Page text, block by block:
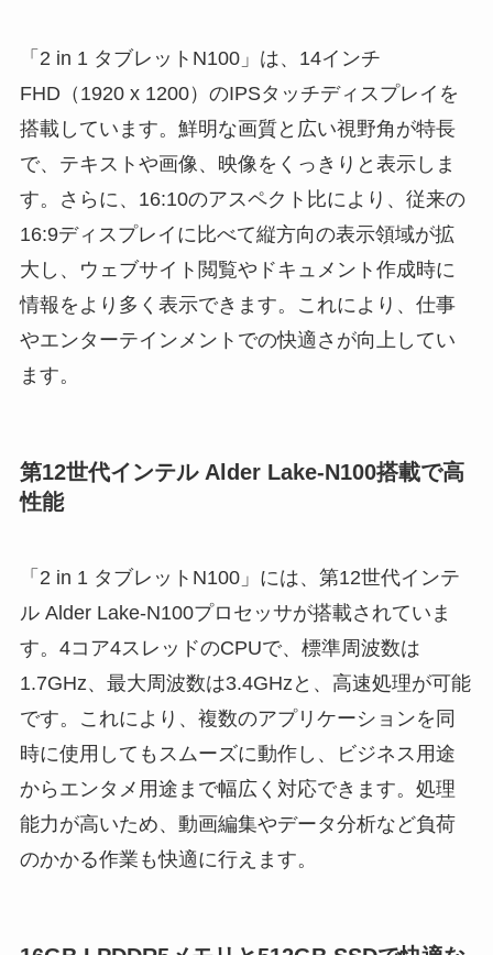
「2 in 1 タブレットN100」は、14インチ
FHD（1920 x 1200）のIPSタッチディスプレイを
搭載しています。鮮明な画質と広い視野角が特長
で、テキストや画像、映像をくっきりと表示しま
す。さらに、16:10のアスペクト比により、従来の
16:9ディスプレイに比べて縦方向の表示領域が拡
大し、ウェブサイト閲覧やドキュメント作成時に
情報をより多く表示できます。これにより、仕事
やエンターテインメントでの快適さが向上してい
ます。
第12世代インテル Alder Lake-N100搭載で高
性能
「2 in 1 タブレットN100」には、第12世代インテ
ル Alder Lake-N100プロセッサが搭載されていま
す。4コア4スレッドのCPUで、標準周波数は
1.7GHz、最大周波数は3.4GHzと、高速処理が可能
です。これにより、複数のアプリケーションを同
時に使用してもスムーズに動作し、ビジネス用途
からエンタメ用途まで幅広く対応できます。処理
能力が高いため、動画編集やデータ分析など負荷
のかかる作業も快適に行えます。